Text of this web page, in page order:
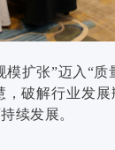
扩张”迈入“质
破解行业发
续发展。